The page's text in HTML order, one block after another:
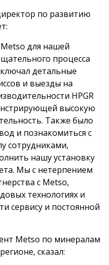
по развитию
для нашей
процесса
детальные
и выезды на
HPGR
высокую
Также было
и познакомиться с
сотрудниками,
нашу установку
Мы с нетерпением
с Metso,
технологиях и
сервису и постоянной
Metso по минералам
сказал: